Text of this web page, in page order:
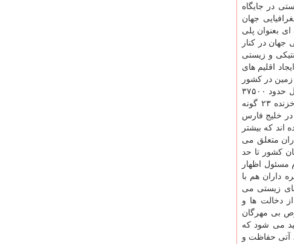
در جایگاه
جهان
بعنوان پلی
کانون داغ (مهم) تنوع زیستی جهان در کنار
و زیستی
اقلیم های
در کشور
از منهای ۴۶ درجه سانتیگراد در شمال غرب ایران تا ۸۰/۸۳ درجه سانتیگراد در دشت لوت به ثبت رسیده است. وی ادامه داد: تابحال حدود ۳۷۵۰۰
گونه جانوری و بیشتر از ۸۰۰۰ گونه گیاهی در ایران شناسایی شده است. تعداد ۵۷۹ گونه پرنده ۲۱۴ گونه پستاندار ۲۸۴ گونه خزنده ۲۳ گونه
شیرین ۷۶۳ گونه از ماهیان دریایی در خلیج فارس
در کشور توصیف شده اند که بیشتر
کشور به بی مهرگان و کمتر از ۶ درصد به مهره داران متعلق می
مهرگان کشور تا حد
مسئول اظهار
داران هم با
زیستی می
دخالت ها و
بی مهرگان
می شود که
آتی حفاظت و